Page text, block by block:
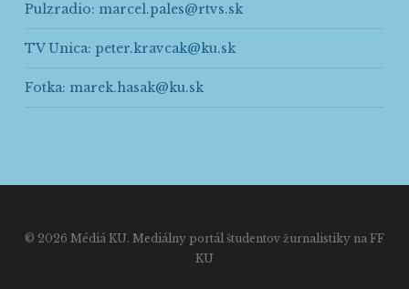
Pulzradio: marcel.pales@rtvs.sk
TV Unica: peter.kravcak@ku.sk
Fotka: marek.hasak@ku.sk
© 2026 Médiá KU. Mediálny portál študentov žurnalistiky na FF
KU